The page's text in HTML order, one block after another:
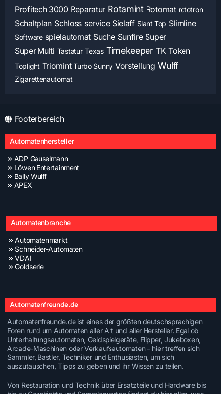
Profitech 3000 Reparatur Rotamint Rotomat rototron
Schaltplan Schloss service Sielaff Slant Top Slimline
Software spielautomat Suche Sunfire Super
Super Multi Tastatur Texas Timekeeper TK Token
Toplight Triomint Turbo Sunny Vorstellung Wulff
Zigarettenautomat
Footerbereich
Automatenhersteller
ADP Gauselmann
Löwen Entertainment
Bally Wulff
APEX
Automatenbranche
Automatenmarkt
Schneider-Automaten
VDAI
Goldserie
Automatenfreunde.de
Automatenfreunde.de ist eines der größten deutschsprachigen
Foren rund um Automaten aller Art und aller Hersteller. Egal ob
Unterhaltungsautomaten, Geldspielgeräte, Flipper, Jukeboxen,
Arcade-Maschinen oder Verkaufsautomaten – hier treffen sich
Sammler, Bastler, Techniker und Enthusiasten, um sich
auszutauschen, Tipps zu geben und ihr Wissen zu teilen.
Von Restauration und Technik über Ersatzteile und Hardware bis